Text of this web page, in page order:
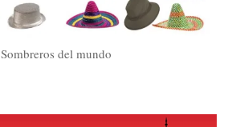
Sombreros del mundo